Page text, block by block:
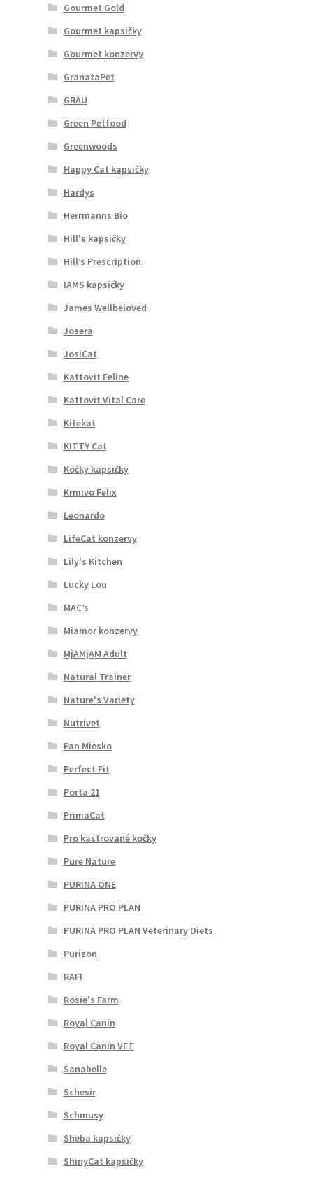
Gourmet Gold
Gourmet kapsičky
Gourmet konzervy
GranataPet
GRAU
Green Petfood
Greenwoods
Happy Cat kapsičky
Hardys
Herrmanns Bio
Hill's kapsičky
Hill’s Prescription
IAMS kapsičky
James Wellbeloved
Josera
JosiCat
Kattovit Feline
Kattovit Vital Care
Kitekat
KITTY Cat
Kočky kapsičky
Krmivo Felix
Leonardo
LifeCat konzervy
Lily's Kitchen
Lucky Lou
MAC’s
Miamor konzervy
MjAMjAM Adult
Natural Trainer
Nature's Variety
Nutrivet
Pan Miesko
Perfect Fit
Porta 21
PrimaCat
Pro kastrované kočky
Pure Nature
PURINA ONE
PURINA PRO PLAN
PURINA PRO PLAN Veterinary Diets
Purizon
RAFI
Rosie's Farm
Royal Canin
Royal Canin VET
Sanabelle
Schesir
Schmusy
Sheba kapsičky
ShinyCat kapsičky